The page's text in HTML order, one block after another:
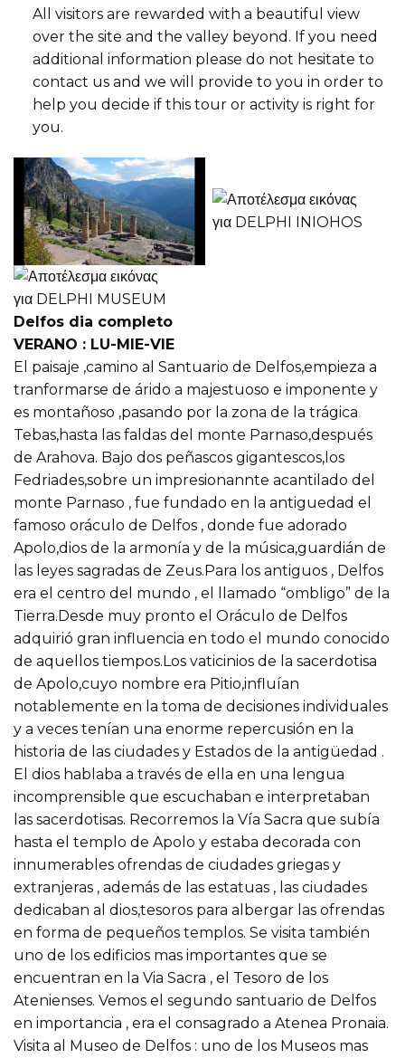
All visitors are rewarded with a beautiful view
over the site and the valley beyond. If you need
additional information please do not hesitate to
contact us and we will provide to you in order to
help you decide if this tour or activity is right for
you.
Delfos dia completo
VERANO : LU-MIE-VIE
El paisaje ,camino al Santuario de Delfos,empieza a
tranformarse de árido a majestuoso e imponente y
es montañoso ,pasando por la zona de la trágica
Tebas,hasta las faldas del monte Parnaso,después
de Arahova. Bajo dos peñascos gigantescos,los
Fedriades,sobre un impresionannte acantilado del
monte Parnaso , fue fundado en la antiguedad el
famoso oráculo de Delfos , donde fue adorado
Apolo,dios de la armonía y de la música,guardián de
las leyes sagradas de Zeus.Para los antiguos , Delfos
era el centro del mundo , el llamado “ombligo” de la
Tierra.Desde muy pronto el Oráculo de Delfos
adquirió gran influencia en todo el mundo conocido
de aquellos tiempos.Los vaticinios de la sacerdotisa
de Apolo,cuyo nombre era Pitio,influían
notablemente en la toma de decisiones individuales
y a veces tenían una enorme repercusión en la
historia de las ciudades y Estados de la antigüedad .
El dios hablaba a través de ella en una lengua
incomprensible que escuchaban e interpretaban
las sacerdotisas. Recorremos la Vía Sacra que subía
hasta el templo de Apolo y estaba decorada con
innumerables ofrendas de ciudades griegas y
extranjeras , además de las estatuas , las ciudades
dedicaban al dios,tesoros para albergar las ofrendas
en forma de pequeños templos. Se visita también
uno de los edificios mas importantes que se
encuentran en la Via Sacra , el Tesoro de los
Atenienses. Vemos el segundo santuario de Delfos
en importancia , era el consagrado a Atenea Pronaia.
Visita al Museo de Delfos : uno de los Museos mas